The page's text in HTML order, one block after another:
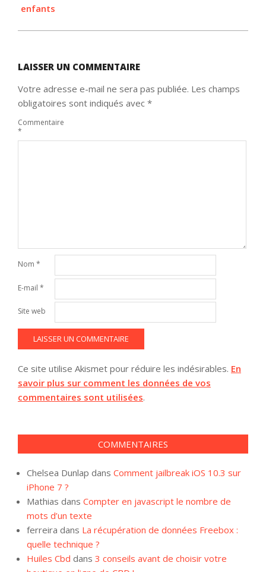
enfants
LAISSER UN COMMENTAIRE
Votre adresse e-mail ne sera pas publiée. Les champs
obligatoires sont indiqués avec *
Commentaire
*
Nom *
E-mail *
Site web
Ce site utilise Akismet pour réduire les indésirables. En
savoir plus sur comment les données de vos
commentaires sont utilisées.
COMMENTAIRES
Chelsea Dunlap dans Comment jailbreak iOS 10.3 sur
iPhone 7 ?
Mathias dans Compter en javascript le nombre de
mots d’un texte
ferreira dans La récupération de données Freebox :
quelle technique ?
Huiles Cbd dans 3 conseils avant de choisir votre